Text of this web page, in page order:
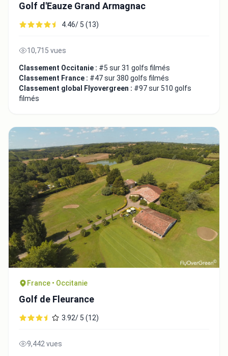
Golf d'Eauze Grand Armagnac
4.46/ 5 (13)
10,715 vues
Classement Occitanie : #5 sur 31 golfs filmés
Classement France : #47 sur 380 golfs filmés
Classement global Flyovergreen : #97 sur 510 golfs
filmés
France • Occitanie
Golf de Fleurance
3.92/ 5 (12)
9,442 vues